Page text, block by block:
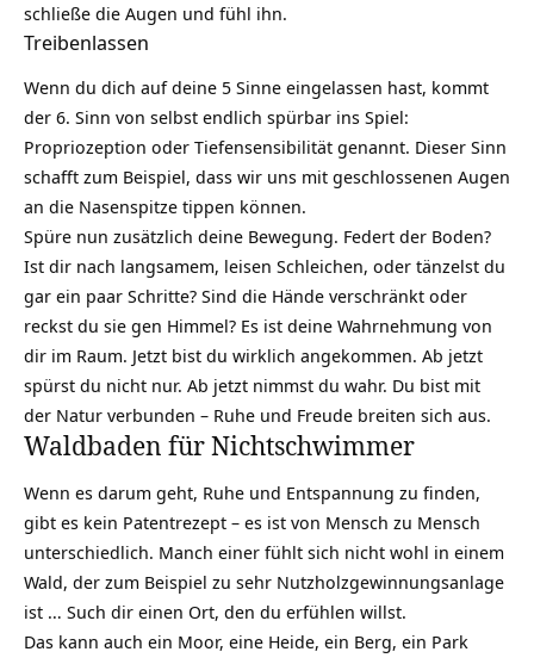
schließe die Augen und fühl ihn.
Treibenlassen
Wenn du dich auf deine 5 Sinne eingelassen hast, kommt
der 6. Sinn von selbst endlich spürbar ins Spiel:
Propriozeption oder Tiefensensibilität genannt. Dieser Sinn
schafft zum Beispiel, dass wir uns mit geschlossenen Augen
an die Nasenspitze tippen können.
Spüre nun zusätzlich deine Bewegung. Federt der Boden?
Ist dir nach langsamem, leisen Schleichen, oder tänzelst du
gar ein paar Schritte? Sind die Hände verschränkt oder
reckst du sie gen Himmel? Es ist deine Wahrnehmung von
dir im Raum. Jetzt bist du wirklich angekommen. Ab jetzt
spürst du nicht nur. Ab jetzt nimmst du wahr. Du bist mit
der Natur verbunden – Ruhe und Freude breiten sich aus.
Waldbaden für Nichtschwimmer
Wenn es darum geht, Ruhe und Entspannung zu finden,
gibt es kein Patentrezept – es ist von Mensch zu Mensch
unterschiedlich. Manch einer fühlt sich nicht wohl in einem
Wald, der zum Beispiel zu sehr Nutzholzgewinnungsanlage
ist … Such dir einen Ort, den du erfühlen willst.
Das kann auch ein Moor, eine Heide, ein Berg, ein Park